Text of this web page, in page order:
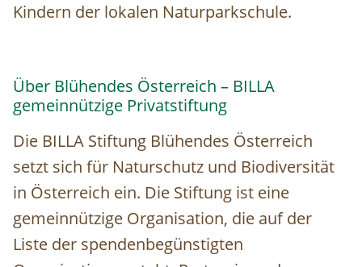
Kindern der lokalen Naturparkschule.
Über Blühendes Österreich – BILLA
gemeinnützige Privatstiftung
Die BILLA Stiftung Blühendes Österreich
setzt sich für Naturschutz und Biodiversität
in Österreich ein. Die Stiftung ist eine
gemeinnützige Organisation, die auf der
Liste der spendenbegünstigten